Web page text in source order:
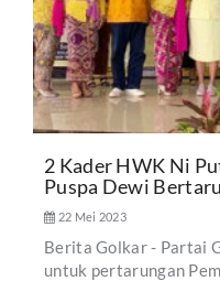
2 Kader HWK Ni
Puspa Dewi
22 Mei 2023
Berita Golkar - Partai
untuk pertarungan